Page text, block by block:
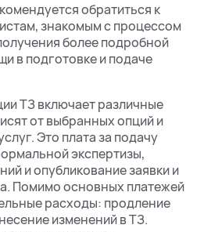
обратиться к
знакомым с процессом
более подробной
в подготовке и подаче
ТЗ включает различные
от выбранных опций и
Это плата за подачу
экспертизы,
и опубликование заявки и
Помимо основных платежей
расходы: продление
изменений в ТЗ.